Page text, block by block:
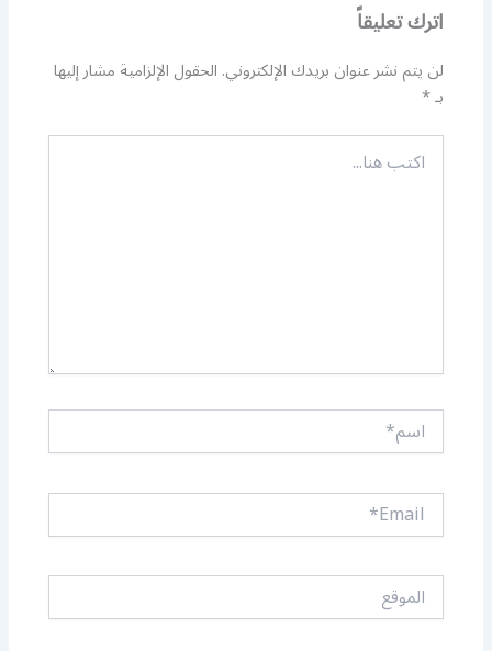
اترك تعليقاً
لن يتم نشر عنوان بريدك الإلكتروني.الحقول الإلزامية مشار إليها
بـ*
اكتب
هنا...
اسم*
Email*
الموقع